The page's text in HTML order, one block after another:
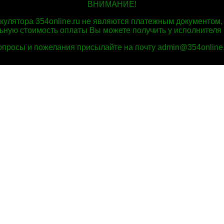
ВНИМАНИЕ!
354online.ru не являются платежным
стоимость оплаты Вы можете получить у исполнителя
и пожелания присылайте на почту